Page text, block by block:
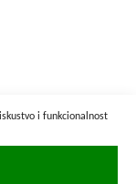
i funkcionalnost